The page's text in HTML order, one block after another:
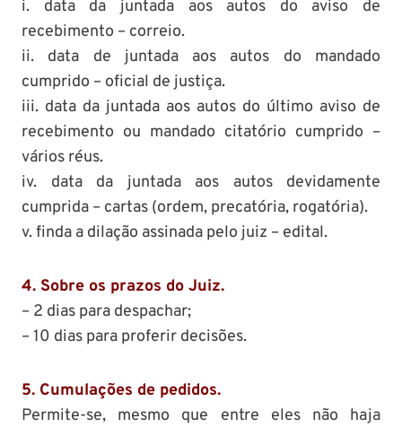
i. data da juntada aos autos do aviso de
recebimento – correio.
ii. data de juntada aos autos do mandado
cumprido – oficial de justiça.
iii. data da juntada aos autos do último aviso de
recebimento ou mandado citatório cumprido –
vários réus.
iv. data da juntada aos autos devidamente
cumprida – cartas (ordem, precatória, rogatória).
v. finda a dilação assinada pelo juiz – edital.
4. Sobre os prazos do Juiz.
– 2 dias para despachar;
– 10 dias para proferir decisões.
5. Cumulações de pedidos.
Permite-se, mesmo que entre eles não haja